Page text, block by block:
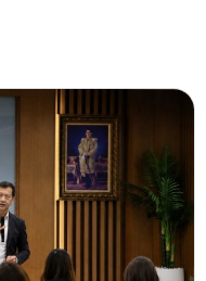
สำหรับบริษัทที่อยู่
อไม่ดำเนินการจัด
ทะเบียน และขึ้น
แสดงการห้ามซื้อขายหลัก
ณฑ์ Backdoor Listing